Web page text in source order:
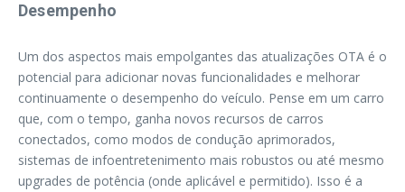
Desempenho
Um dos aspectos mais empolgantes das atualizações OTA é o
potencial para adicionar novas funcionalidades e melhorar
continuamente o desempenho do veículo. Pense em um carro
que, com o tempo, ganha novos recursos de carros
conectados, como modos de condução aprimorados,
sistemas de infoentretenimento mais robustos ou até mesmo
upgrades de potência (onde aplicável e permitido). Isso é a